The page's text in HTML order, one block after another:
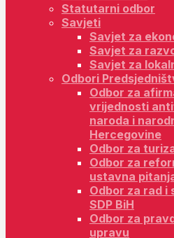
Statutarni odbor
Savjeti
Savjet za
Savjet za
Savjet za
Odbori
Odbor za
vrijednosti
naroda i
Hercegovine
Odbor za
Odbor za
ustavna
Odbor za rad i
SDP BiH
Odbor za
upravu